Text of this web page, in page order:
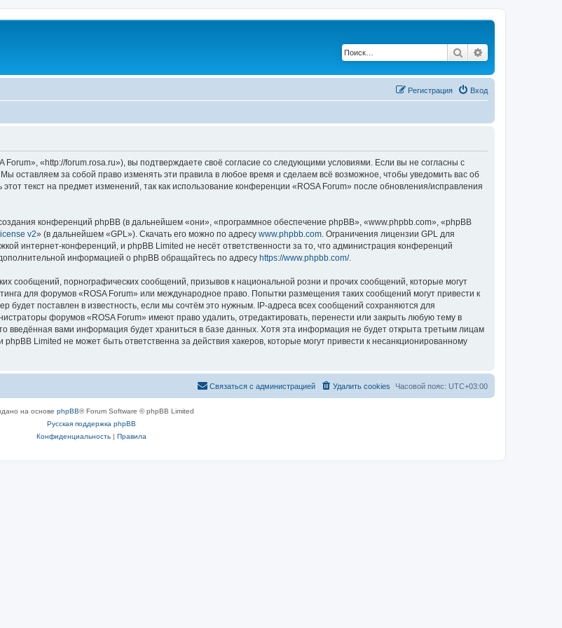
Поиск
Вход
Регистрация
«http://forum.rosa.ru»), вы подтверждаете своё согласие со следующими условиями. Если вы не согласны с
оставляем за собой право изменять эти правила в любое время и сделаем всё возможное, чтобы уведомить вас об
текст на предмет изменений, так как использование конференции «ROSA Forum» после обновления/исправления
конференций phpBB (в дальнейшем «они», «программное обеспечение phpBB», «www.phpbb.com», «phpBB
v2» (в дальнейшем «GPL»). Скачать его можно по адресу www.phpbb.com . Ограничения лицензии GPL для
интернет-конференций, и phpBB Limited не несёт ответственности за то, что администрация конференций
информацией о phpBB обращайтесь по адресу https://www.phpbb.com/.
сообщений, порнографических сообщений, призывов к национальной розни и прочих сообщений, которые могут
для форумов «ROSA Forum» или международное право. Попытки размещения таких сообщений могут привести к
поставлен в известность, если мы сочтём это нужным. IP-адреса всех сообщений сохраняются для
форумов «ROSA Forum» имеют право удалить, отредактировать, перенести или закрыть любую тему в
введённая вами информация будет храниться в базе данных. Хотя эта информация не будет открыта третьим лицам
Limited не может быть ответственна за действия хакеров, которые могут привести к несанкционированному
Часовой пояс: UTC+03:00
Удалить cookies
Связаться с администрацией
на основе phpBB® Forum Software © phpBB Limited
Русская поддержка phpBB
Конфиденциальность| Правила